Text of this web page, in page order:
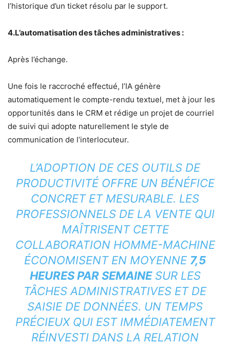
l’historique d’un ticket résolu par le support.
4.L’automatisation des tâches administratives :
Après l’échange.
Une fois le raccroché effectué, l’IA génère
automatiquement le compte-rendu textuel, met à jour les
opportunités dans le CRM et rédige un projet de courriel
de suivi qui adopte naturellement le style de
communication de l’interlocuteur.
L’ADOPTION DE CES OUTILS DE
PRODUCTIVITÉ OFFRE UN BÉNÉFICE
CONCRET ET MESURABLE. LES
PROFESSIONNELS DE LA VENTE QUI
MAÎTRISENT CETTE
COLLABORATION HOMME-MACHINE
ÉCONOMISENT EN MOYENNE 7,5
HEURES PAR SEMAINESUR LES
TÂCHES ADMINISTRATIVES ET DE
SAISIE DE DONNÉES. UN TEMPS
PRÉCIEUX QUI EST IMMÉDIATEMENT
RÉINVESTI DANS LA RELATION